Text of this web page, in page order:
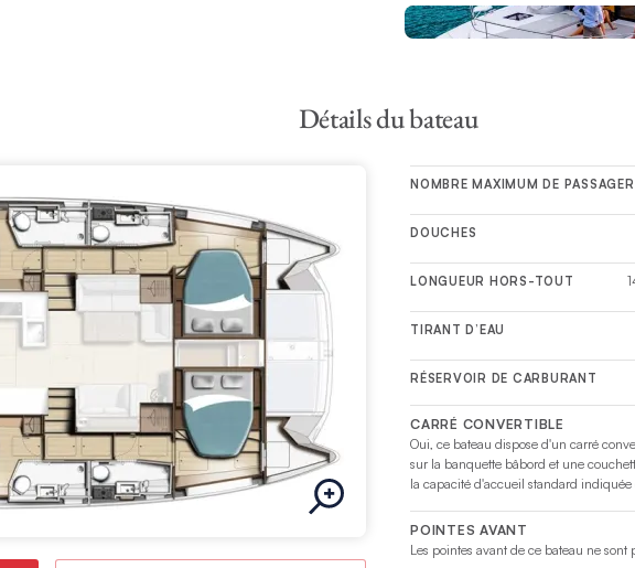
également un équipement électronique complet comprenant le Wi-Fi, le Bluetooth, des
Détails du bateau
NOMBRE MAXIMUM DE
DOUCHES
LONGUEUR HORS-TOUT
TIRANT D’EAU
RÉSERVOIR DE CARBURANT
CARRÉ CONVERTIBLE
Oui, ce bateau dispose d'un carré
sur la banquette bâbord et une
la capacité d'accueil standard indiquée
POINTES AVANT
Les pointes avant de ce bateau ne sont